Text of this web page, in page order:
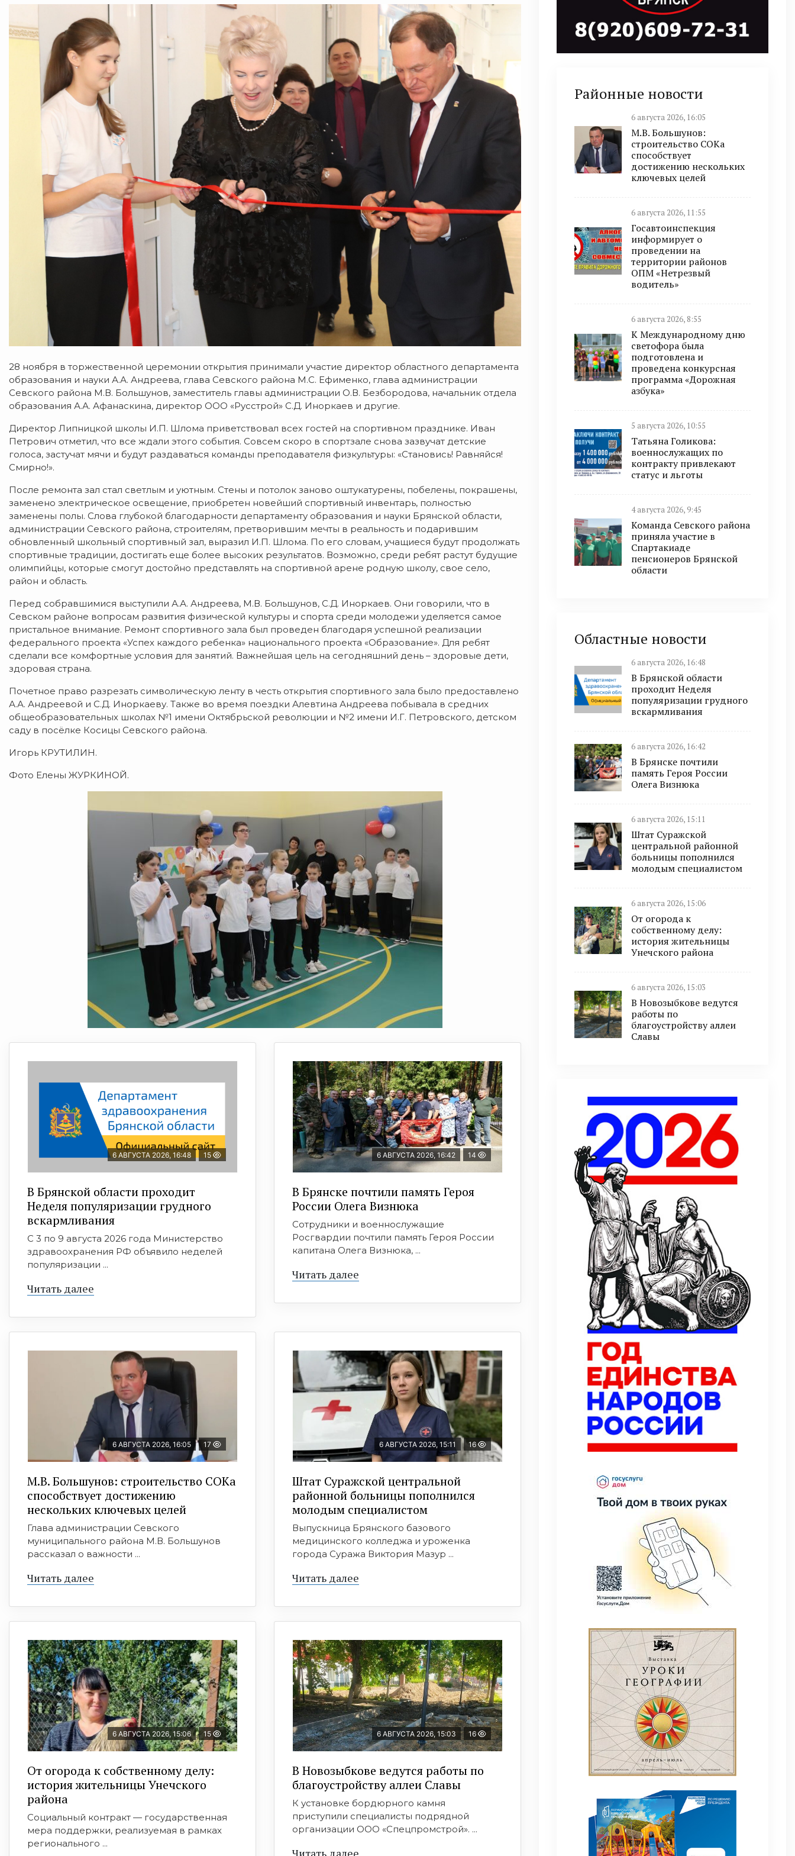
28 ноября в торжественной церемонии открытия принимали участие директор областного департамента
образования и науки А.А. Андреева, глава Севского района М.С. Ефименко, глава администрации
Севского района М.В. Большунов, заместитель главы администрации О.В. Безбородова, начальник отдела
образования А.А. Афанаскина, директор ООО «Русстрой» С.Д. Иноркаев и другие.
Директор Липницкой школы И.П. Шлома приветствовал всех гостей на спортивном празднике. Иван
Петрович отметил, что все ждали этого события. Совсем скоро в спортзале снова зазвучат детские
голоса, застучат мячи и будут раздаваться команды преподавателя физкультуры: «Становись! Равняйся!
Смирно!».
После ремонта зал стал светлым и уютным. Стены и потолок заново оштукатурены, побелены, покрашены,
заменено электрическое освещение, приобретен новейший спортивный инвентарь, полностью
заменены полы. Слова глубокой благодарности департаменту образования и науки Брянской области,
администрации Севского района, строителям, претворившим мечты в реальность и подарившим
обновленный школьный спортивный зал, выразил И.П. Шлома. По его словам, учащиеся будут продолжать
спортивные традиции, достигать еще более высоких результатов. Возможно, среди ребят растут будущие
олимпийцы, которые смогут достойно представлять на спортивной арене родную школу, свое село,
район и область.
Перед собравшимися выступили А.А. Андреева, М.В. Большунов, С.Д. Иноркаев. Они говорили, что в
Севском районе вопросам развития физической культуры и спорта среди молодежи уделяется самое
пристальное внимание. Ремонт спортивного зала был проведен благодаря успешной реализации
федерального проекта «Успех каждого ребенка» национального проекта «Образование». Для ребят
сделали все комфортные условия для занятий. Важнейшая цель на сегодняшний день – здоровые дети,
здоровая страна.
Почетное право разрезать символическую ленту в честь открытия спортивного зала было предоставлено
А.А. Андреевой и С.Д. Иноркаеву. Также во время поездки Алевтина Андреева побывала в средних
общеобразовательных школах №1 имени Октябрьской революции и №2 имени И.Г. Петровского, детском
саду в посёлке Косицы Севского района.
Игорь КРУТИЛИН.
Фото Елены ЖУРКИНОЙ.
6 АВГУСТА 2026, 16:48 15
В Брянской области проходит
Неделя популяризации грудного
вскармливания
С 3 по 9 августа 2026 года Министерство
здравоохранения РФ объявило неделей
популяризации ...
Читать далее
6 АВГУСТА 2026, 16:42 14
В Брянске почтили память Героя
России Олега Визнюка
Сотрудники и военнослужащие
Росгвардии почтили память Героя России
капитана Олега Визнюка, ...
Читать далее
6 АВГУСТА 2026, 16:05 17
М.В. Большунов: строительство СОКа
способствует достижению
нескольких ключевых целей
Глава администрации Севского
муниципального района М.В. Большунов
рассказал о важности ...
Читать далее
6 АВГУСТА 2026, 15:11 16
Штат Суражской центральной
районной больницы пополнился
молодым специалистом
Выпускница Брянского базового
медицинского колледжа и уроженка
города Суража Виктория Мазур ...
Читать далее
6 АВГУСТА 2026, 15:06 15
От огорода к собственному делу:
история жительницы Унечского
района
Социальный контракт — государственная
мера поддержки, реализуемая в рамках
регионального ...
6 АВГУСТА 2026, 15:03 16
В Новозыбкове ведутся работы по
благоустройству аллеи Славы
К установке бордюрного камня
приступили специалисты подрядной
организации ООО «Спецпромстрой». ...
Читать далее
Районные новости
6 августа 2026, 16:05
М.В. Большунов:
строительство СОКа
способствует
достижению нескольких
ключевых целей
6 августа 2026, 11:55
Госавтоинспекция
информирует о
проведении на
территории районов
ОПМ «Нетрезвый
водитель»
6 августа 2026, 8:55
К Международному дню
светофора была
подготовлена и
проведена конкурсная
программа «Дорожная
азбука»
5 августа 2026, 10:55
Татьяна Голикова:
военнослужащих по
контракту привлекают
статус и льготы
4 августа 2026, 9:45
Команда Севского района
приняла участие в
Спартакиаде
пенсионеров Брянской
области
Областные новости
6 августа 2026, 16:48
В Брянской области
проходит Неделя
популяризации грудного
вскармливания
6 августа 2026, 16:42
В Брянске почтили
память Героя России
Олега Визнюка
6 августа 2026, 15:11
Штат Суражской
центральной районной
больницы пополнился
молодым специалистом
6 августа 2026, 15:06
От огорода к
собственному делу:
история жительницы
Унечского района
6 августа 2026, 15:03
В Новозыбкове ведутся
работы по
благоустройству аллеи
Славы